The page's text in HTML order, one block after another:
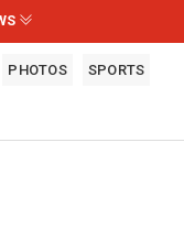
PHOTOS SPORTS